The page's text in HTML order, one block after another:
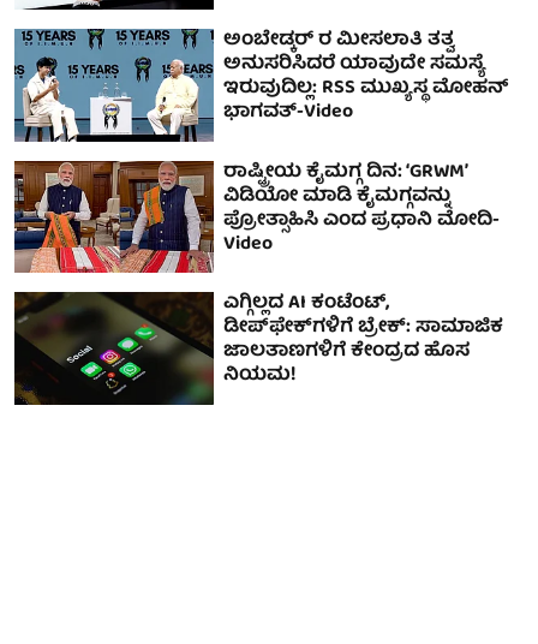
ಅಂಬೇಡ್ಕರ್ ರ ಮೀಸಲಾತಿ ತತ್ವ
ಅನುಸರಿಸಿದರೆ ಯಾವುದೇ ಸಮಸ್ಯೆ
ಇರುವುದಿಲ್ಲ: RSS ಮುಖ್ಯಸ್ಥ ಮೋಹನ್
ಭಾಗವತ್-Video
ರಾಷ್ಟ್ರೀಯ ಕೈಮಗ್ಗ ದಿನ: ‘GRWM’
ವಿಡಿಯೋ ಮಾಡಿ ಕೈಮಗ್ಗವನ್ನು
ಪ್ರೋತ್ಸಾಹಿಸಿ ಎಂದ ಪ್ರಧಾನಿ ಮೋದಿ-
Video
ಎಗ್ಗಿಲ್ಲದ AI ಕಂಟೆಂಟ್,
ಡೀಪ್‌ಫೇಕ್‌ಗಳಿಗೆ ಬ್ರೇಕ್: ಸಾಮಾಜಿಕ
ಜಾಲತಾಣಗಳಿಗೆ ಕೇಂದ್ರದ ಹೊಸ
ನಿಯಮ!